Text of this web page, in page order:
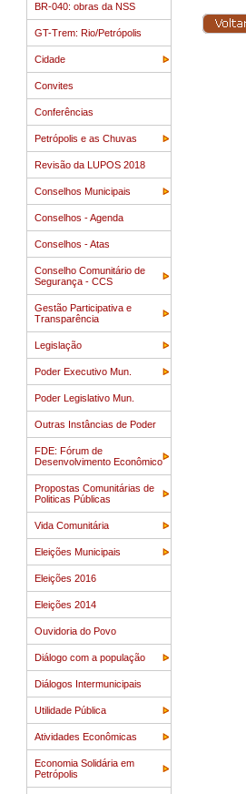
BR-040: obras da NSS
GT-Trem: Rio/Petrópolis
Cidade
Convites
Conferências
Petrópolis e as Chuvas
Revisão da LUPOS 2018
Conselhos Municipais
Conselhos - Agenda
Conselhos - Atas
Conselho Comunitário de
Segurança - CCS
Gestão Participativa e
Transparência
Legislação
Poder Executivo Mun.
Poder Legislativo Mun.
Outras Instâncias de Poder
FDE: Fórum de
Desenvolvimento Econômico
Propostas Comunitárias de
Politicas Públicas
Vida Comunitária
Eleições Municipais
Eleições 2016
Eleições 2014
Ouvidoria do Povo
Diálogo com a população
Diálogos Intermunicipais
Utilidade Pública
Atividades Econômicas
Economia Solidária em
Petrópolis